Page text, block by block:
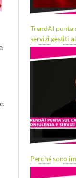
TrendAI punta
servizi gestiti
Perché sono